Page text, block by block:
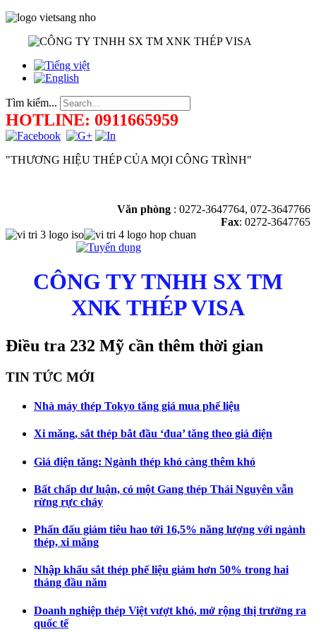
Tìm kiếm...
HOTLINE: 0911665959
"THƯƠNG HIỆU THÉP CỦA MỌI CÔNG TRÌNH"
Văn phòng : 0272-3647764, 072-3647766
Fax: 0272-3647765
CÔNG TY TNHH SX TM
XNK THÉP VISA
Điều tra 232 Mỹ cần thêm thời gian
TIN TỨC MỚI
Nhà máy thép Tokyo tăng giá mua phế liệu
Xi măng, sắt thép bắt đầu ‘đua’ tăng theo giá điện
Giá điện tăng: Ngành thép khó càng thêm khó
Bất chấp dư luận, có một Gang thép Thái Nguyên vẫn
rừng rực cháy
Phấn đấu giảm tiêu hao tới 16,5% năng lượng với ngành
thép, xi măng
Nhập khẩu sắt thép phế liệu giảm hơn 50% trong hai
tháng đầu năm
Doanh nghiệp thép Việt vượt khó, mở rộng thị trường ra
quốc tế